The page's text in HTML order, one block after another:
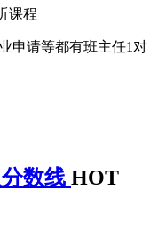
课程
申请等都有班主任1对
数线 HOT